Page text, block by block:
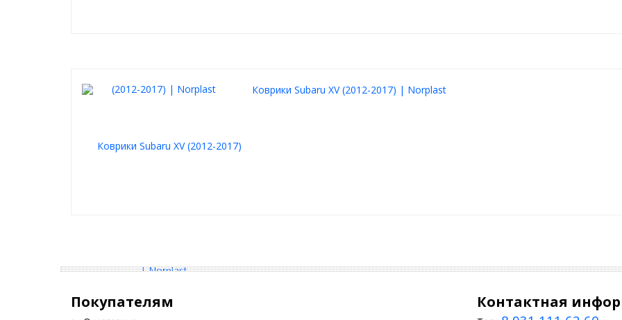
Коврики Subaru XV (2012-2017) | Norplast
Покупателям Контактная